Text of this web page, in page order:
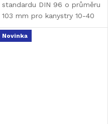
standardu DIN 96 o průměru
103 mm pro kanystry 10-40
litrů. Vyroben z BPA-free
plastu s integrovaným
Novinka